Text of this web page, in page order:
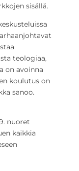
sisällä.
teologiaa,
on avoinna
koulutus on
sanoo.
nuoret
kaikkia